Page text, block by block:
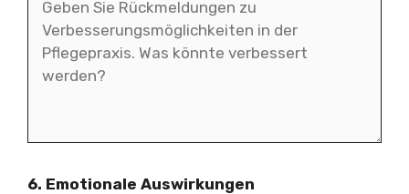
6. Emotionale Auswirkungen